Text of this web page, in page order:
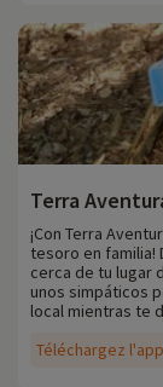
Terra
Téléchargez
¡Con Terra
tesoro en familia!
cerca de tu lugar
unos simpáticos
local mientras te